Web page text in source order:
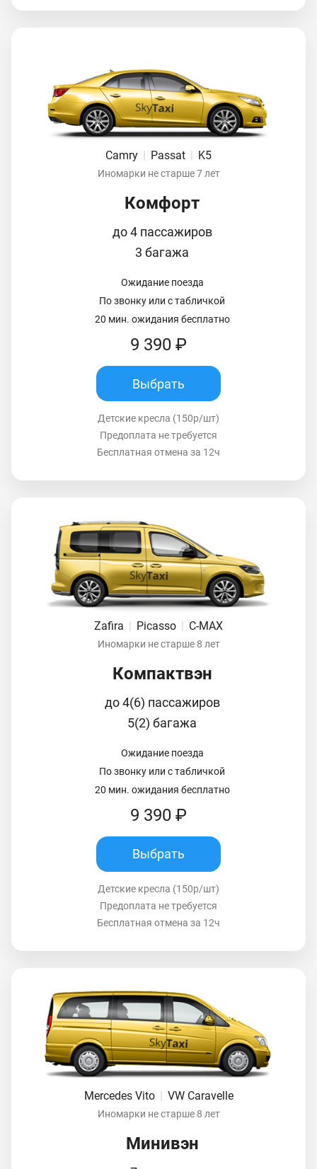
Camry Passat K5
Иномарки не старше 7 лет
Комфорт
до 4 пассажиров
3 багажа
Ожидание поезда
По звонку или с табличкой
20 мин. ожидания бесплатно
9 390 ₽
Выбрать
Детские кресла (150р/шт)
Предоплата не требуется
Бесплатная отмена за 12ч
Zafira | Picasso | C-MAX
Иномарки не старше 8 лет
Компактвэн
до 4(6) пассажиров
5(2) багажа
Ожидание поезда
По звонку или с табличкой
20 мин. ожидания бесплатно
9 390 ₽
Выбрать
Детские кресла (150р/шт)
Предоплата не требуется
Бесплатная отмена за 12ч
Mercedes Vito VW Caravelle
Иномарки не старше 8 лет
Минивэн